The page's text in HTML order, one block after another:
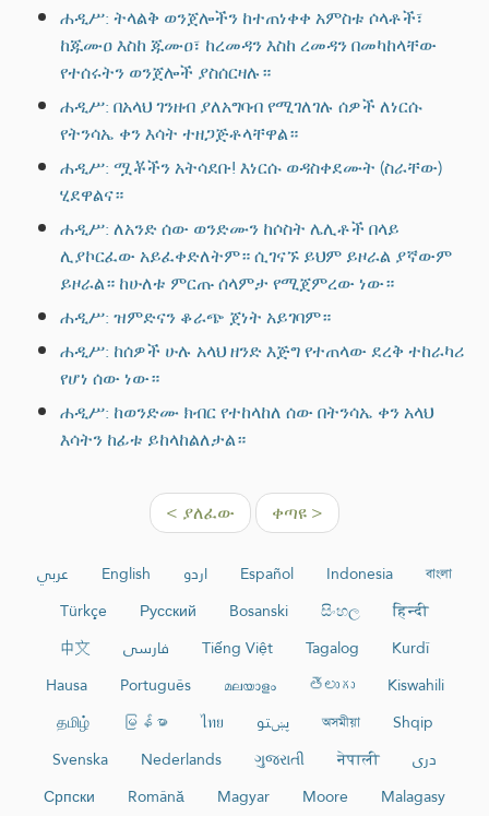
ሐዲሥ: ትላልቅ ወንጀሎችን ከተጠነቀቀ አምስቱ ሶላቶች፣
ከጁሙዐ እስከ ጁሙዐ፣ ከረመዳን እስከ ረመዳን በመካከላቸው
የተሰሩትን ወንጀሎች ያስሰርዛሉ።
ሐዲሥ: በአላህ ገንዘብ ያለአግባብ የሚገለገሉ ሰዎች ለነርሱ
የትንሳኤ ቀን እሳት ተዘጋጅቶላቸዋል።
ሐዲሥ: ሟቾችን አትሳደቡ! እነርሱ ወዳስቀደሙት (ስራቸው)
ሂደዋልና።
ሐዲሥ: ለአንድ ሰው ወንድሙን ከሶስት ሌሊቶች በላይ
ሊያኮርፈው አይፈቀድለትም። ሲገናኙ ይህም ይዞራል ያኛውም
ይዞራል። ከሁለቱ ምርጡ ሰላምታ የሚጀምረው ነው።
ሐዲሥ: ዝምድናን ቆራጭ ጀነት አይገባም።
ሐዲሥ: ከሰዎች ሁሉ አላህ ዘንድ እጅግ የተጠላው ደረቅ ተከራካሪ
የሆነ ሰው ነው።
ሐዲሥ: ከወንድሙ ክብር የተከላከለ ሰው በትንሳኤ ቀን አላህ
እሳትን ከፊቱ ይከላከልለታል።
< ያለፈው ቀጣዩ >
عربي English اردو Español Indonesia
বাংলা
Türkçe
Русский Bosanski සිංහල
हिन्दी
中文
فارسی Tiếng Việt Tagalog
Kurdî
Hausa
Português മലയാളം తెలుగు
Kiswahili
தமிழ்
မြန်မာ ไทย پښتو অসমীয়া
Shqip
Svenska
Nederlands ગુજરાતી नेपाली
دری
Српски
Română Magyar Moore
Malagasy